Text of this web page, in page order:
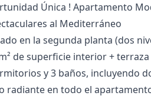
Única ! Apartamento
al Mediterráneo
en la segunda planta (dos
de superficie interior + terraza
y 3 baños, incluyendo
radiante en todo el